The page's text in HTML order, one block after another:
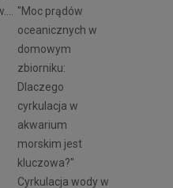
"Moc prądów
oceanicznych w
domowym
zbiorniku:
Dlaczego
cyrkulacja w
akwarium
morskim jest
kluczowa?"
Cyrkulacja wody w